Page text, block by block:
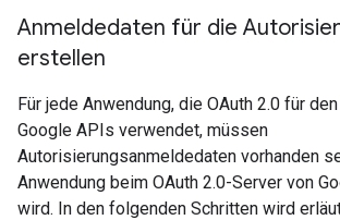
Anmeldedaten für die
erstellen
Für jede Anwendung, die OAuth 2.0 für
Google APIs verwendet, müssen
Autorisierungsanmeldedaten vorhanden
Anwendung beim OAuth 2.0-Server von
wird. In den folgenden Schritten wird